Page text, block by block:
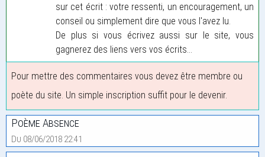
sur cet écrit : votre ressenti, un encouragement, un
conseil ou simplement dire que vous l'avez lu.
De plus si vous écrivez aussi sur le site, vous
gagnerez des liens vers vos écrits...
Pour mettre des commentaires vous devez être membre ou
poète du site. Un simple inscription suffit pour le devenir.
Poème Absence
Du 08/06/2018 22:41